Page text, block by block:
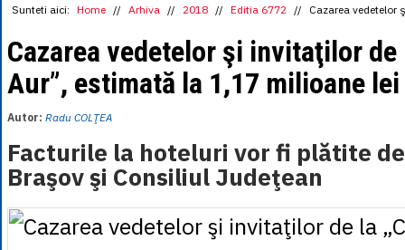
1 CNY= 0.6015
1 DKK = 0.6668
1 EGP = 0.0860
1 HUF
= 1.2223
1 INR
= 0.0513
1 MXN = 0.2227
1 NOK
1 NZD
= 0.0425
1 RUB= 0.0530
Sunteti aici: Home // Arhiva // 2018 // Editia 6772 // Cazarea vedetelor
Cazarea vedetelor şi invitaţilor de
Aur”, estimată la 1,17 milioane lei
Autor: Radu COLŢEA
Facturile la hoteluri vor fi plătite
Braşov şi Consiliul Judeţean